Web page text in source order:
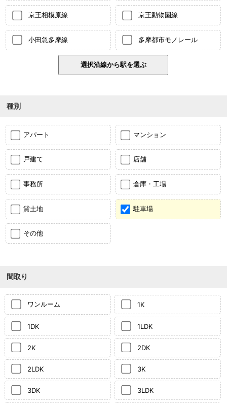
京王相模原線 京王動物園線
小田急多摩線 多摩都市モノレール
種別
アパート マンション
戸建て 店舗
事務所 倉庫・工場
貸土地 駐車場
その他
間取り
ワンルーム 1K
1DK 1LDK
2K 2DK
2LDK 3K
3DK 3LDK